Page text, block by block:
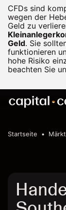
CFDs sind
wegen der
Geld zu
Geld. Sie
funktionieren
hohe Risiko
beachten Sie
Startseite